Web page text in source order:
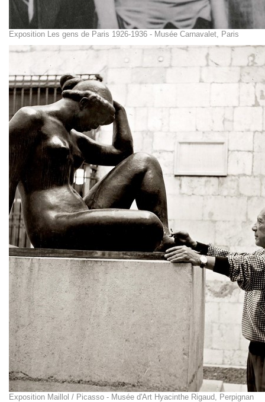
Exposition Les gens de Paris 1926-1936 - Musée Carnavalet, Paris
Exposition Maillol / Picasso - Musée d'Art Hyacinthe Rigaud, Perpignan